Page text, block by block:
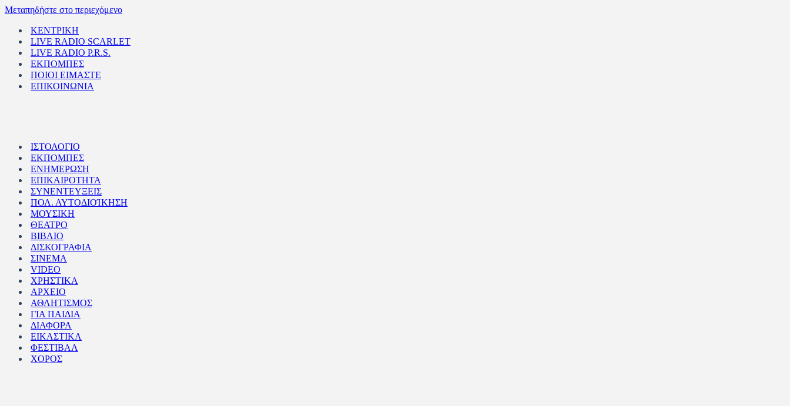
Μεταπηδήστε στο περιεχόμενο
ΚΕΝΤΡΙΚΗ
LIVE RADIO SCARLET
LIVE RADIO P.R.S.
ΕΚΠΟΜΠΕΣ
ΠΟΙΟΙ ΕΙΜΑΣΤΕ
ΕΠΙΚΟΙΝΩΝΙΑ
ΙΣΤΟΛΟΓΙΟ
ΕΚΠΟΜΠΕΣ
ΕΝΗΜΕΡΩΣΗ
ΕΠΙΚΑΙΡΟΤΗΤΑ
ΣΥΝΕΝΤΕΥΞΕΙΣ
ΠΟΛ. ΑΥΤΟΔΙΟΊΚΗΣΗ
ΜΟΥΣΙΚΗ
ΘΕΑΤΡΟ
ΒΙΒΛΙΟ
ΔΙΣΚΟΓΡΑΦΙΑ
ΣΙΝΕΜΑ
VIDEO
ΧΡΗΣΤΙΚΑ
ΑΡΧΕΙΟ
ΑΘΛΗΤΙΣΜΟΣ
ΓΙΑ ΠΑΙΔΙΑ
ΔΙΑΦΟΡΑ
ΕΙΚΑΣΤΙΚΑ
ΦΕΣΤΙΒΑΛ
ΧΟΡΟΣ